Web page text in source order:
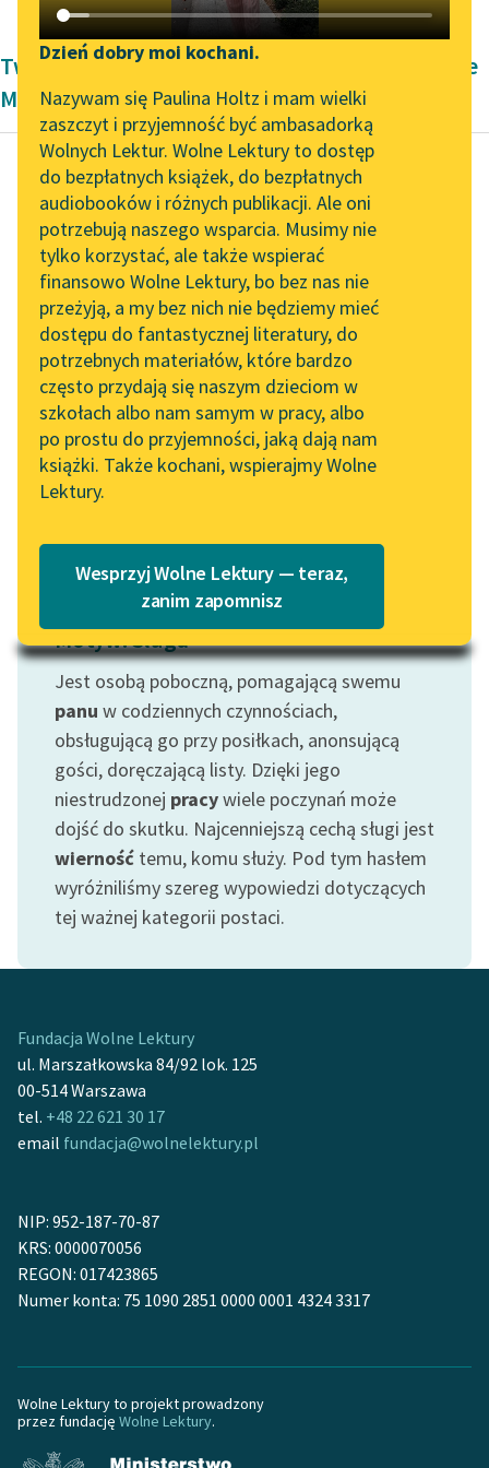
Katalog DAISY
Podkasty o książkach
Zgłoś brak utworu
Aktualności
„Prokurator Alicja Horn”
do słuchania
Byliśmy częścią AI Impact
Lab
Zapraszamy na spotkanie
online z tłumaczkami
literatury skandynawskiej
Spotkanie z Katarzyną
Tunkiel w Oslo
102. lata temu zmarł
Joseph Conrad
Lektury szkolne i klasyka
literatury do słuchania dla
uczennic i uczniów z
niepełnosprawnościami
E-kolekcja lektur
szkolnych i literatury do
słuchania dla uczennic i
uczniów z
niepełnosprawnościami
Feministyczne inspiracje.
Popularyzacja
skandynawskiej literatury
Kolekcje edukacyjne
twórców przechodzących
do domeny publicznej,
lektur szkolnych oraz
Starego Testamentu
Szkoła Poezji Wolnych
Lektur
Narzędzia
Mapa Wolnych Lektur
Leśmianator
Przewodnik dla piszących i
czytających
API
OAI-PMH
Widget Wolnych Lektur
Przypisy
Katalog w formacie PDF
O nas
Zespół
Dzień dobry moi kochani.
Nazywam się Paulina Holtz i mam wielki
zaszczyt i przyjemność być ambasadorką
Wolnych Lektur. Wolne Lektury to dostęp
do bezpłatnych książek, do bezpłatnych
audiobooków i różnych publikacji. Ale oni
potrzebują naszego wsparcia. Musimy nie
tylko korzystać, ale także wspierać
finansowo Wolne Lektury, bo bez nas nie
przeżyją, a my bez nich nie będziemy mieć
dostępu do fantastycznej literatury, do
potrzebnych materiałów, które bardzo
często przydają się naszym dzieciom w
szkołach albo nam samym w pracy, albo
po prostu do przyjemności, jaką dają nam
książki. Także kochani, wspierajmy Wolne
Lektury.
Wesprzyj Wolne Lektury — teraz,
zanim zapomnisz
Twórczość dramatyczna Romantyzm Alfreda de
Musseta
Alfred de Musset
Bettina
CALABRO
A więc, aby rzec
prawdę, powiem panu,
że mi to przykro. Ona
pana tak...
Czytaj więcej
Motyw: Sługa
Jest osobą poboczną, pomagającą swemu
panu w codziennych czynnościach,
obsługującą go przy posiłkach, anonsującą
gości, doręczającą listy. Dzięki jego
niestrudzonej pracywiele poczynań może
dojść do skutku. Najcenniejszą cechą sługi jest
wierność temu, komu służy. Pod tym hasłem
wyróżniliśmy szereg wypowiedzi dotyczących
tej ważnej kategorii postaci.
Fundacja Wolne Lektury
ul. Marszałkowska 84/92 lok. 125
00-514 Warszawa
tel. +48 22 621 30 17
email fundacja@wolnelektury.pl
NIP: 952-187-70-87
KRS: 0000070056
REGON: 017423865
Numer konta: 75 1090 2851 0000 0001 4324 3317
Wolne Lektury to projekt prowadzony
przez fundację Wolne Lektury.